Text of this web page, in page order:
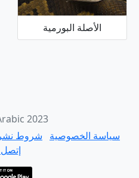
الأصلة البورمية
2023
سياسة الخصوصية
شروط نشر
إتصل